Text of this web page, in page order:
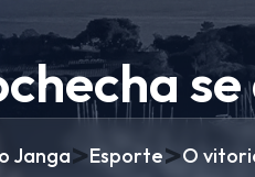
Janga>Esporte>O